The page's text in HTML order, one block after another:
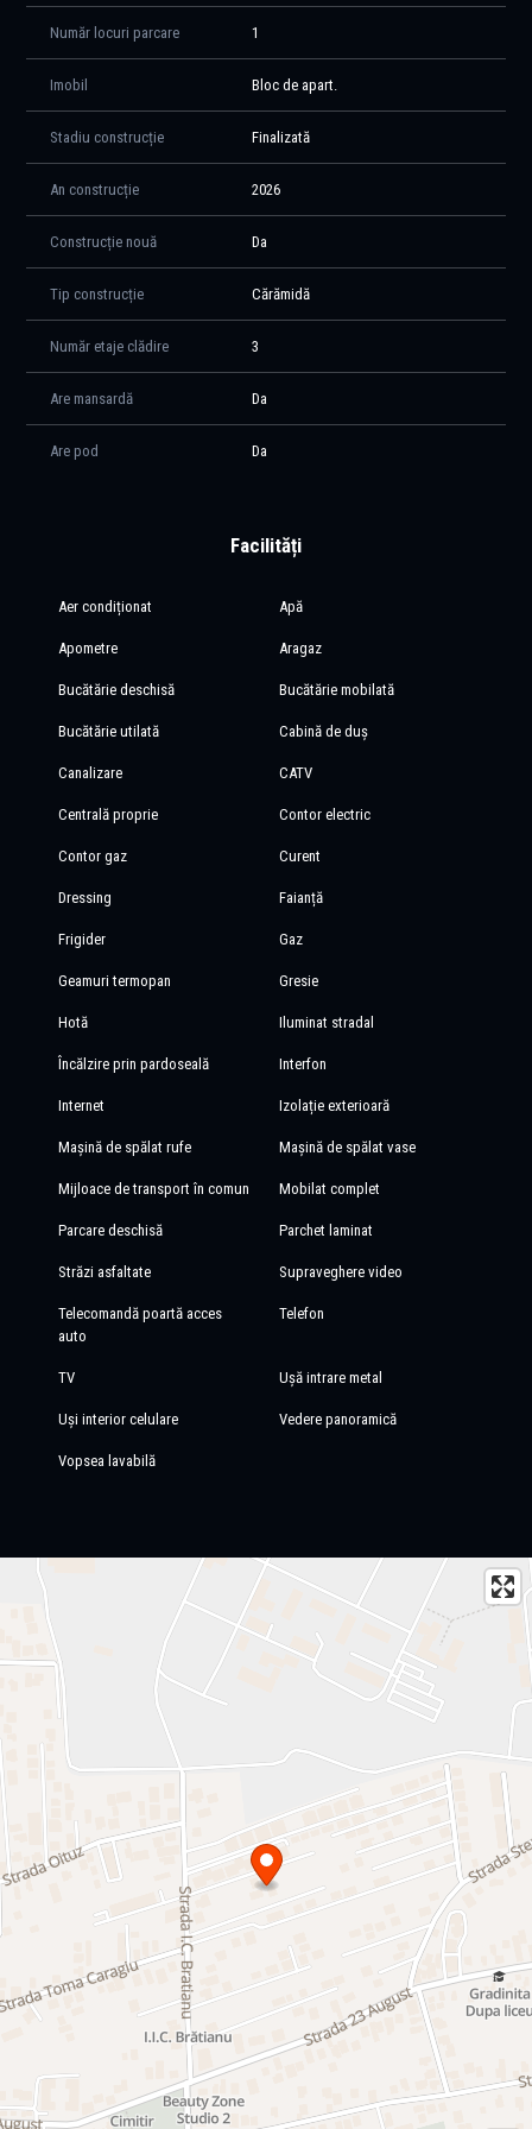
Număr locuri parcare 1
Imobil Bloc de apart.
Stadiu construcție Finalizată
An construcție 2026
Construcție nouă Da
Tip construcție Cărămidă
Număr etaje clădire 3
Are mansardă Da
Are pod Da
Facilități
Aer condiționat Apă
Apometre Aragaz
Bucătărie deschisă Bucătărie mobilată
Bucătărie utilată Cabină de duș
Canalizare CATV
Centrală proprie Contor electric
Contor gaz Curent
Dressing Faianță
Frigider Gaz
Geamuri termopan Gresie
Hotă Iluminat stradal
Încălzire prin pardoseală Interfon
Internet Izolație exterioară
Mașină de spălat rufe Mașină de spălat vase
Mijloace de transport în comun Mobilat complet
Parcare deschisă Parchet laminat
Străzi asfaltate Supraveghere video
Telecomandă poartă acces
auto
Telefon
TV Ușă intrare metal
Uși interior celulare Vedere panoramică
Vopsea lavabilă